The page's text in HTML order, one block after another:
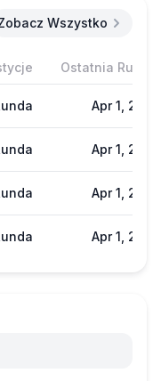
Wszystko
Ostatnia Runda
Apr 1, 2021
Apr 1, 2021
Apr 1, 2021
Apr 1, 2021